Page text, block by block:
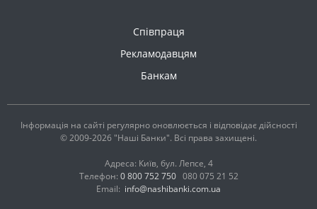
Співпраця
Рекламодавцям
Банкам
Інформація на сайті регулярно оновлюється і відповідає дійсності
© 2009-2026 "Наші Банки". Всі права захищені.
Адреса: Київ, бул. Лепсе, 4
Телефон: 0 800 752 750 080 075 21 52
Email: info@nashibanki.com.ua